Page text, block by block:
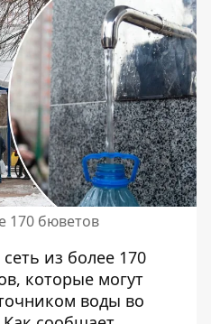
170 бюветов
из более 170
которые могут
воды во